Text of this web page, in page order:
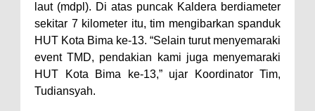
Spanyol di Mapolres Bima
Wali Kota Bima Tinjau Finalisasi
Pembangunan RSUD Kota Bima,
Pastikan Pemindahan Layanan
laut (mdpl). Di atas puncak Kaldera berdiameter
sekitar 7 kilometer itu, tim mengibarkan spanduk
HUT Kota Bima ke-13. “Selain turut menyemaraki
event TMD, pendakian kami juga menyemaraki
HUT Kota Bima ke-13,” ujar Koordinator Tim,
Tudiansyah.